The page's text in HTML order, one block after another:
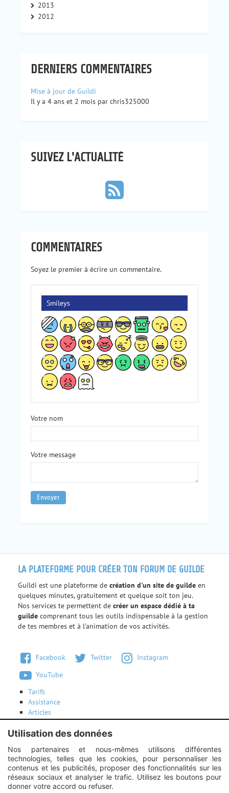
2013
2012
DERNIERS COMMENTAIRES
Mise à jour de Guildi
Il y a 4 ans et 2 mois par chris325000
SUIVEZ L'ACTUALITÉ
COMMENTAIRES
Soyez le premier à écrire un commentaire.
Smileys
Votre nom
Votre message
LA PLATEFORME POUR CRÉER TON FORUM DE GUILDE
Guildi est une plateforme de création d'un site de guilde en
quelques minutes, gratuitement et quelque soit ton jeu.
Nos services te permettent de créer un espace dédié à ta
guilde comprenant tous les outils indispensable à la gestion
de tes membres et à l'animation de vos activités.
Facebook Twitter
Instagram
YouTube
Tarifs
Assistance
Articles
Conditions d'utilisation
Contactez-nous
Instagram :Unexpected response structure
Utilisation des données
Nos partenaires et nous-mêmes utilisons différentes
technologies, telles que les cookies, pour personnaliser les
contenus et les publicités, proposer des fonctionnalités sur les
réseaux sociaux et analyser le trafic. Utilisez les boutons pour
donner votre accord ou refuser.